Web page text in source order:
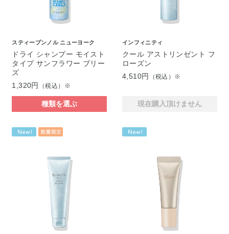
スティーブンノル ニューヨーク
ドライ シャンプー モイスト
タイプ サンフラワー ブリー
ズ
1,320円
（税込）※
種類を選ぶ
インフィニティ
クール アストリンゼント フ
ローズン
4,510円
（税込）※
現在購入頂けません